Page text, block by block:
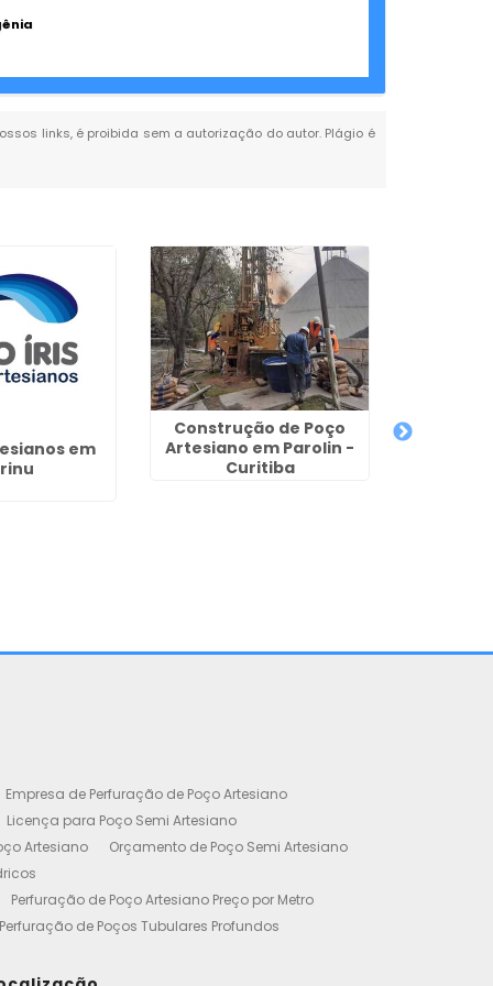
links, é proibida sem a autorização do autor. Plágio é
em
Construção de Poço
Artesiano em Parolin -
Curitiba
Empresa de Perfuração de Poço Artesiano
Licença para Poço Semi Artesiano
Artesiano
Orçamento de Poço Semi Artesiano
Perfuração de Poço Artesiano Preço por Metro
de Poços Tubulares Profundos
de Perfuração de Poço Artesiano